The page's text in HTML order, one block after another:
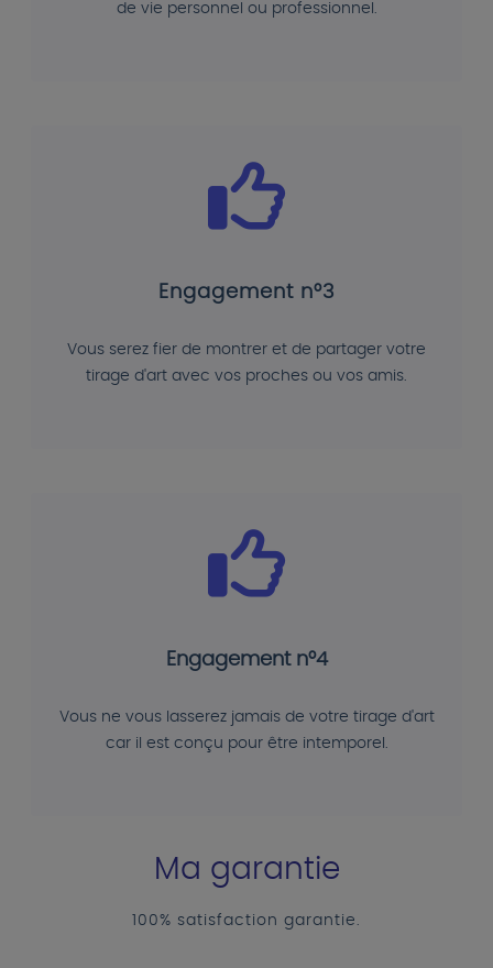
de vie personnel ou professionnel.
Engagement n°3
Vous serez fier de montrer et de partager votre
tirage d'art avec vos proches ou vos amis.
Engagement n°4
Vous ne vous lasserez jamais de votre tirage d'art
car il est conçu pour être intemporel.
Ma garantie
100% satisfaction garantie.